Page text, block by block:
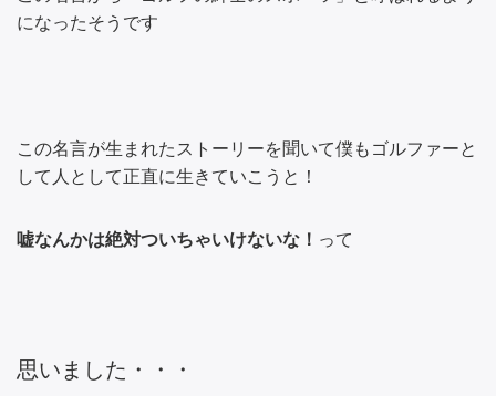
になったそうです
この名言が生まれたストーリーを聞いて僕もゴルファーと
して人として正直に生きていこうと！
嘘なんかは絶対ついちゃいけないな！ って
思いました・・・